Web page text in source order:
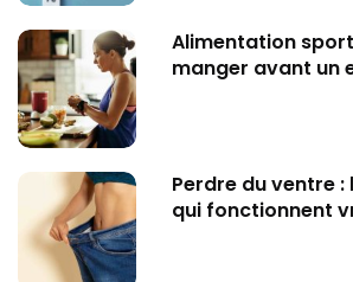
Alimentation
manger avant un
Perdre du ventre
qui fonctionnent